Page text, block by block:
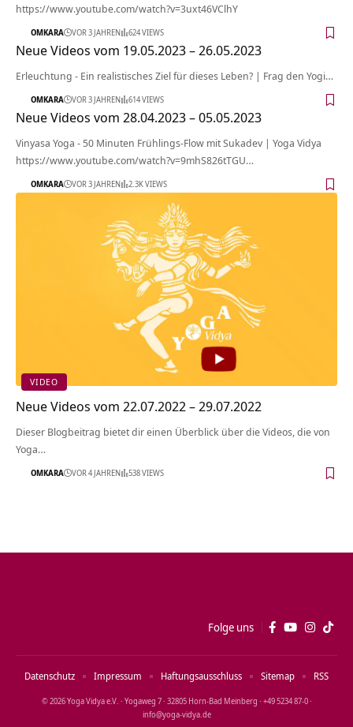
https://www.youtube.com/watch?v=3uxt46VClhY
OMKARA VOR 3 JAHREN 624 VIEWS
Neue Videos vom 19.05.2023 – 26.05.2023
Erleuchtung - Ein realistisches Ziel für dieses Leben? | Frag den Yogi…
OMKARA VOR 3 JAHREN 614 VIEWS
Neue Videos vom 28.04.2023 – 05.05.2023
Vinyasa Yoga - 50 Minuten Frühlings-Flow mit Sukadev | Yoga Vidya
https://www.youtube.com/watch?v=9mhS826tTGU…
OMKARA VOR 3 JAHREN 2.3K VIEWS
VIDEO
Neue Videos vom 22.07.2022 – 29.07.2022
Dieser Blogbeitrag bietet dir einen Überblick über die Videos, die von
Yoga…
OMKARA VOR 4 JAHREN 538 VIEWS
Folge uns
© 2026 Yoga Vidya e.V. · Yogaweg 7 · 32805 Horn‑Bad Meinberg · +49 5234 87‑0 ·
info@yoga‑vidya.de
Datenschutz Impressum Haftungsausschluss Sitemap RSS